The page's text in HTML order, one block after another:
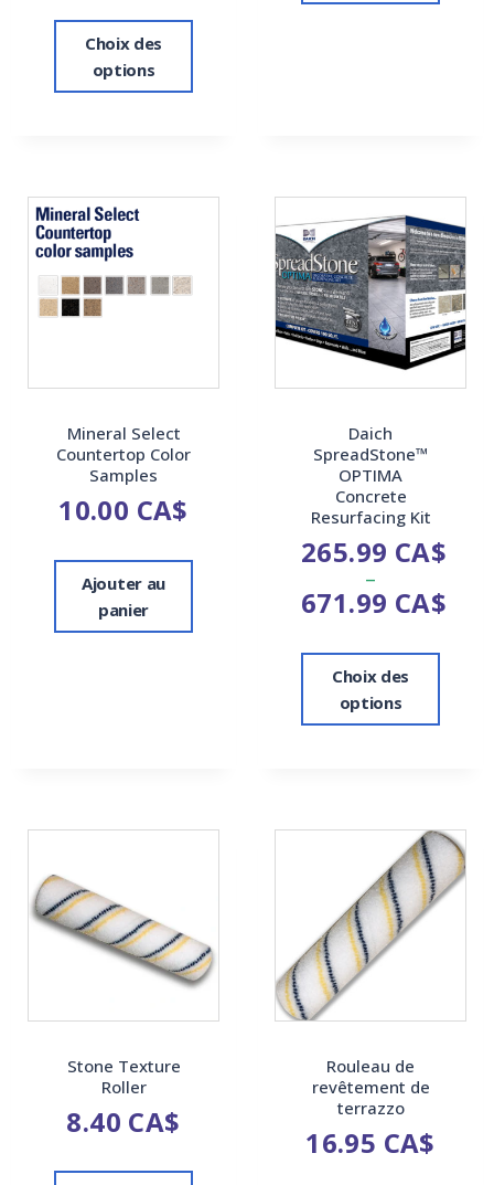
Choix des
options
Mineral Select
Countertop Color
Samples
10.00 CA$
Ajouter au
panier
Daich
SpreadStone™
OPTIMA
Concrete
Resurfacing Kit
265.99 CA$
–
671.99 CA$
Choix des
options
Stone Texture
Roller
8.40 CA$
Rouleau de
revêtement de
terrazzo
16.95 CA$